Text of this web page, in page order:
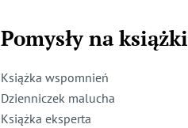
Pomysły na książki
Książka wspomnień
Dzienniczek malucha
Książka eksperta